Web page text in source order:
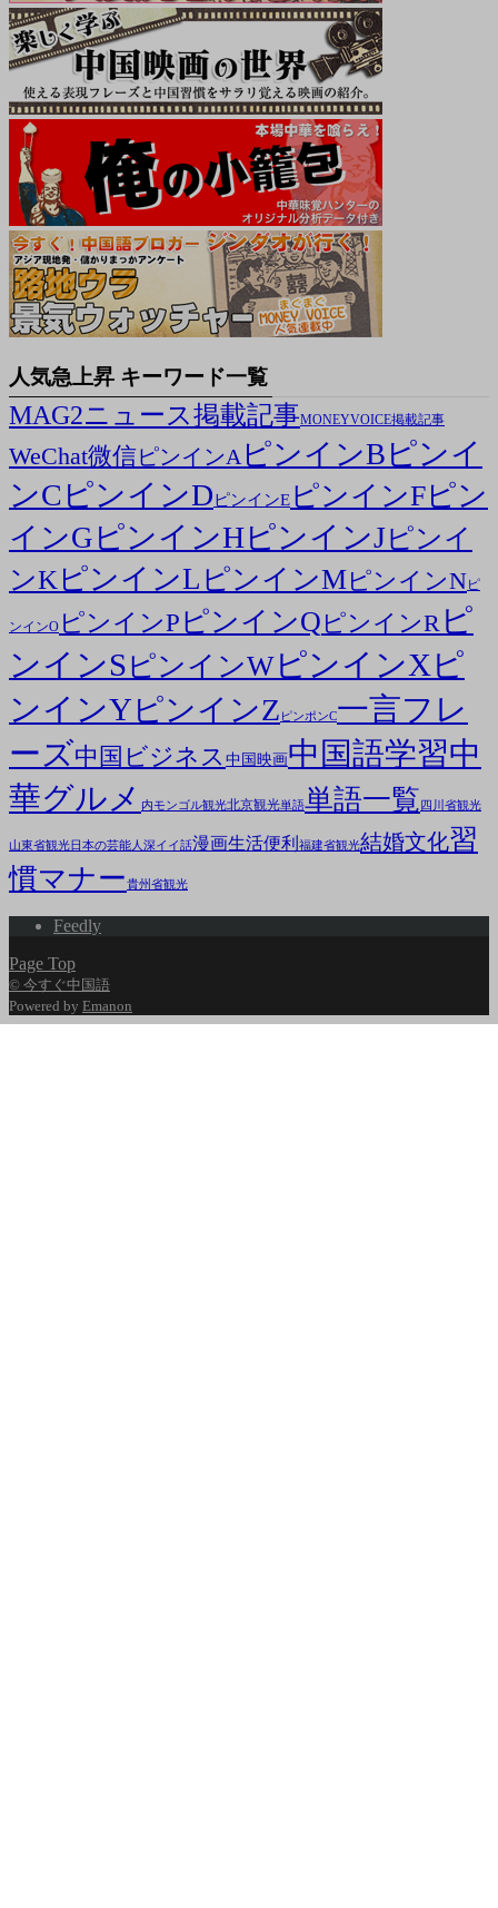
人気急上昇 キーワード一覧
MAG2ニュース掲載記事MONEYVOICE掲載記事
WeChat微信ピンインAピンインB ピンイ
ンC ピンインDピンインE ピンインFピン
インG ピンインHピンインJピンイ
ンK ピンインL ピンインMピンインNピ
ンインO ピンインP ピンインQ ピンインR ピ
ンインSピンインWピンインXピ
ンインYピンインZ ピンポンC一言フレ
ーズ中国ビジネス 中国映画中国語学習中
華グルメ
内モンゴル観光北京観光単語単語一覧 四川省観光
山東省観光日本の芸能人 深イイ話漫画生活便利 福建省観光結婚文化習
慣マナー貴州省観光
Feedly
Page Top
© 今すぐ中国語
Powered by Emanon